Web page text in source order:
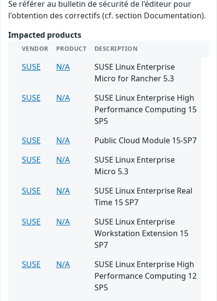
Se référer au bulletin de sécurité de l'éditeur pour
l'obtention des correctifs (cf. section Documentation).
Impacted products
VENDOR PRODUCT DESCRIPTION
SUSE N/A
SUSE Linux Enterprise
Micro for Rancher 5.3
SUSE
N/A
SUSE Linux Enterprise High
Performance Computing 15
SP5
SUSE
N/A
Public Cloud Module 15-SP7
SUSE
N/A
SUSE Linux Enterprise
Micro 5.3
SUSE
N/A
SUSE Linux Enterprise Real
Time 15 SP7
SUSE
N/A
SUSE Linux Enterprise
Workstation Extension 15
SP7
SUSE
N/A
SUSE Linux Enterprise High
Performance Computing 12
SP5